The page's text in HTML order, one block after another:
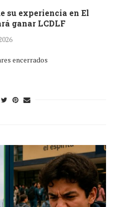
su experiencia en El
ganar LCDLF
encerrados